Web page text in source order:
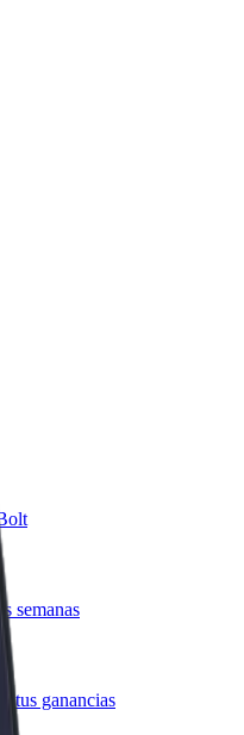
semanas
tus ganancias